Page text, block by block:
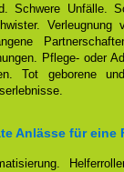
Schwere Unfälle.
Verleugnung
Pflege- oder
Tot geborene
Anlässe für